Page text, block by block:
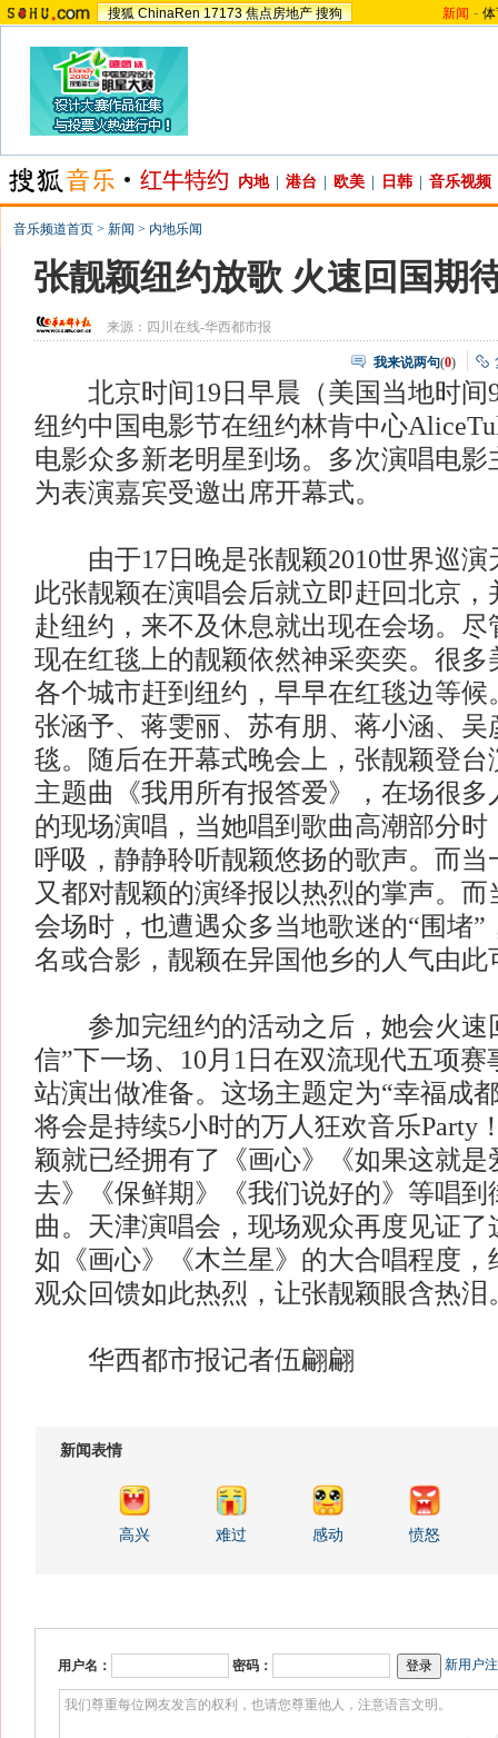
搜狐 ChinaRen 17173 焦点房地产 搜狗 新闻 -
内地 港台 欧美 日韩 音乐视频
音乐频道首页 > 新闻 > 内地乐闻
张靓颖纽约放歌 火速回国期
来源： 四川在线-华西都市报
我来说两句(0)
北京时间19日早晨（美国当地时间9
纽约中国电影节在纽约林肯中心
电影众多新老明星到场。多次演唱电影
为表演嘉宾受邀出席开幕式。
由于17日晚是张靓颖2010世界巡演
此张靓颖在演唱会后就立即赶回北京
赴纽约，来不及休息就出现在会场。尽
现在红毯上的靓颖依然神采奕奕。很多
各个城市赶到纽约，早早在红毯边等候
张涵予、蒋雯丽、苏有朋、蒋小涵、吴
毯。随后在开幕式晚会上，张靓颖登台
主题曲《我用所有报答爱》，在场很多
的现场演唱，当她唱到歌曲高潮部分时
呼吸，静静聆听靓颖悠扬的歌声。而当
又都对靓颖的演绎报以热烈的掌声。
会场时，也遭遇众多当地歌迷的“围堵”
名或合影，靓颖在异国他乡的人气由此
参加完纽约的活动之后，她会火速
信”下一场、10月1日在双流现代五项
站演出做准备。这场主题定为“幸福成
将会是持续5小时的万人狂欢音乐Party
颖就已经拥有了《画心》《如果这就是
去》《保鲜期》《我们说好的》等唱到
曲。天津演唱会，现场观众再度见证了
如《画心》《木兰星》的大合唱程度，
观众回馈如此热烈，让张靓颖眼含热泪
华西都市报记者伍翩翩
新闻表情
高兴 难过 感动 愤怒
用户名： 密码： 新用户